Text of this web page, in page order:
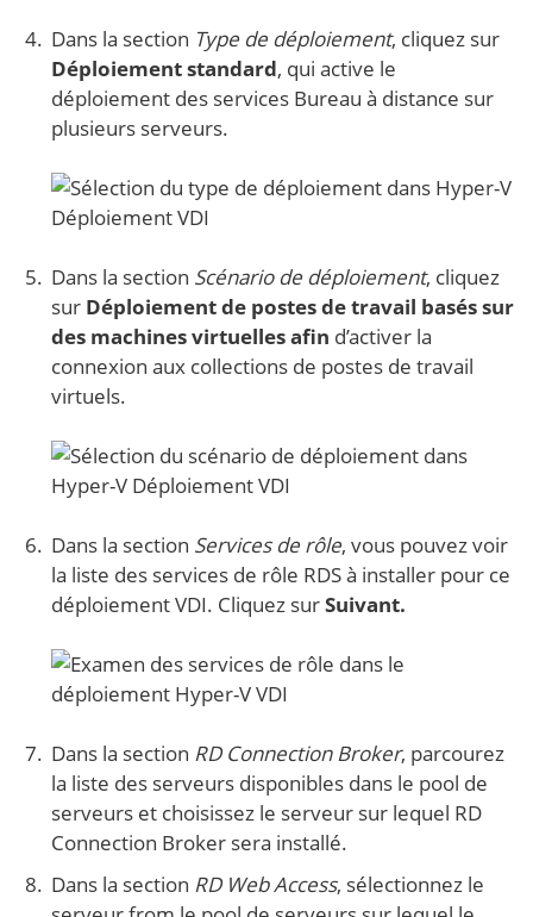
Dans la section Type de déploiement, cliquez sur
Déploiement standard, qui active le
déploiement des services Bureau à distance sur
plusieurs serveurs.
Dans la section Scénario de déploiement, cliquez
sur Déploiement de postes de travail basés sur
des machines virtuelles afin d’activer la
connexion aux collections de postes de travail
virtuels.
Dans la section Services de rôle, vous pouvez voir
la liste des services de rôle RDS à installer pour ce
déploiement VDI. Cliquez surSuivant.
Dans la section RD Connection Broker, parcourez
la liste des serveurs disponibles dans le pool de
serveurs et choisissez le serveur sur lequel RD
Connection Broker sera installé.
Dans la section RD Web Access, sélectionnez le